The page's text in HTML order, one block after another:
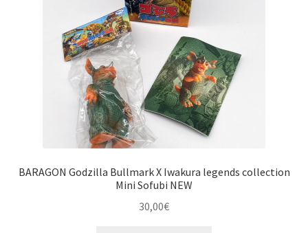
BARAGON Godzilla Bullmark X Iwakura legends collection
Mini Sofubi NEW
30,00€